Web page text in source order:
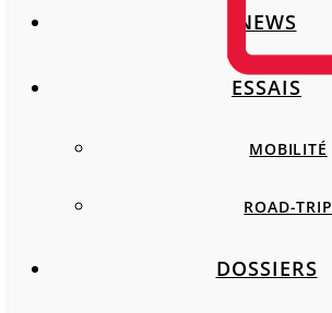
NEWS
ESSAIS
MOBILITÉ
ROAD-TRIP
DOSSIERS